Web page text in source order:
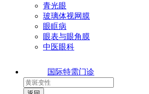
青光眼
玻璃体视网膜
眼眶病
眼表与眼角膜
中医眼科
国际特需门诊